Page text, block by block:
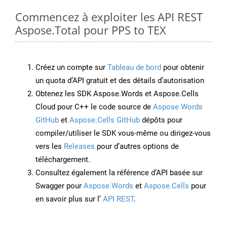
Commencez à exploiter les API REST
Aspose.Total pour PPS to TEX
Créez un compte sur Tableau de bord pour obtenir
un quota d’API gratuit et des détails d’autorisation
Obtenez les SDK Aspose.Words et Aspose.Cells
Cloud pour C++ le code source de Aspose.Words
GitHub et Aspose.Cells GitHub dépôts pour
compiler/utiliser le SDK vous-même ou dirigez-vous
vers les Releases pour d’autres options de
téléchargement.
Consultez également la référence d’API basée sur
Swagger pour Aspose.Words et Aspose.Cells pour
en savoir plus sur l’ API REST.